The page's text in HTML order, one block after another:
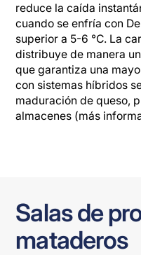
reduce la caída
cuando se enfría con
superior a 5-6 °C. La
distribuye de manera
que garantiza una
con sistemas híbridos
maduración de queso,
almacenes (más
Salas de
mataderos